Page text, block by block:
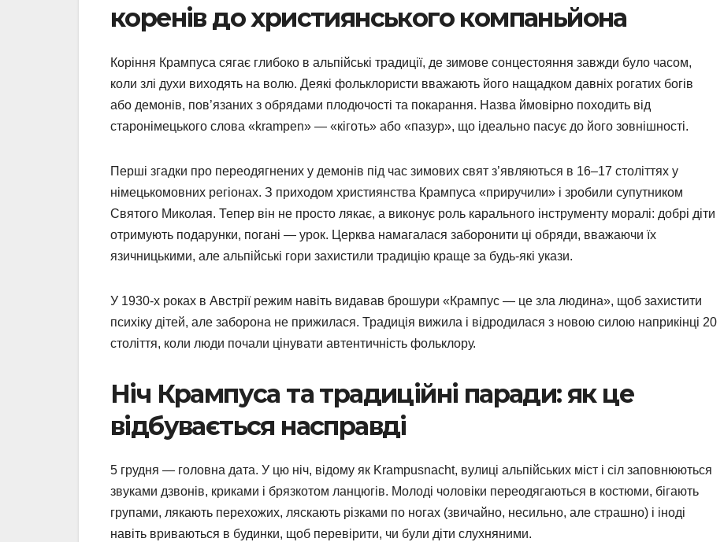
коренів до християнського компаньйона
Коріння Крампуса сягає глибоко в альпійські традиції, де зимове сонцестояння завжди було часом,
коли злі духи виходять на волю. Деякі фольклористи вважають його нащадком давніх рогатих богів
або демонів, пов’язаних з обрядами плодючості та покарання. Назва ймовірно походить від
старонімецького слова «krampen» — «кіготь» або «пазур», що ідеально пасує до його зовнішності.
Перші згадки про переодягнених у демонів під час зимових свят з’являються в 16–17 століттях у
німецькомовних регіонах. З приходом християнства Крампуса «приручили» і зробили супутником
Святого Миколая. Тепер він не просто лякає, а виконує роль карального інструменту моралі: добрі діти
отримують подарунки, погані — урок. Церква намагалася заборонити ці обряди, вважаючи їх
язичницькими, але альпійські гори захистили традицію краще за будь-які укази.
У 1930-х роках в Австрії режим навіть видавав брошури «Крампус — це зла людина», щоб захистити
психіку дітей, але заборона не прижилася. Традиція вижила і відродилася з новою силою наприкінці 20
століття, коли люди почали цінувати автентичність фольклору.
Ніч Крампуса та традиційні паради: як це
відбувається насправді
5 грудня — головна дата. У цю ніч, відому як Krampusnacht, вулиці альпійських міст і сіл заповнюються
звуками дзвонів, криками і брязкотом ланцюгів. Молоді чоловіки переодягаються в костюми, бігають
групами, лякають перехожих, ляскають різками по ногах (звичайно, несильно, але страшно) і іноді
навіть вриваються в будинки, щоб перевірити, чи були діти слухняними.